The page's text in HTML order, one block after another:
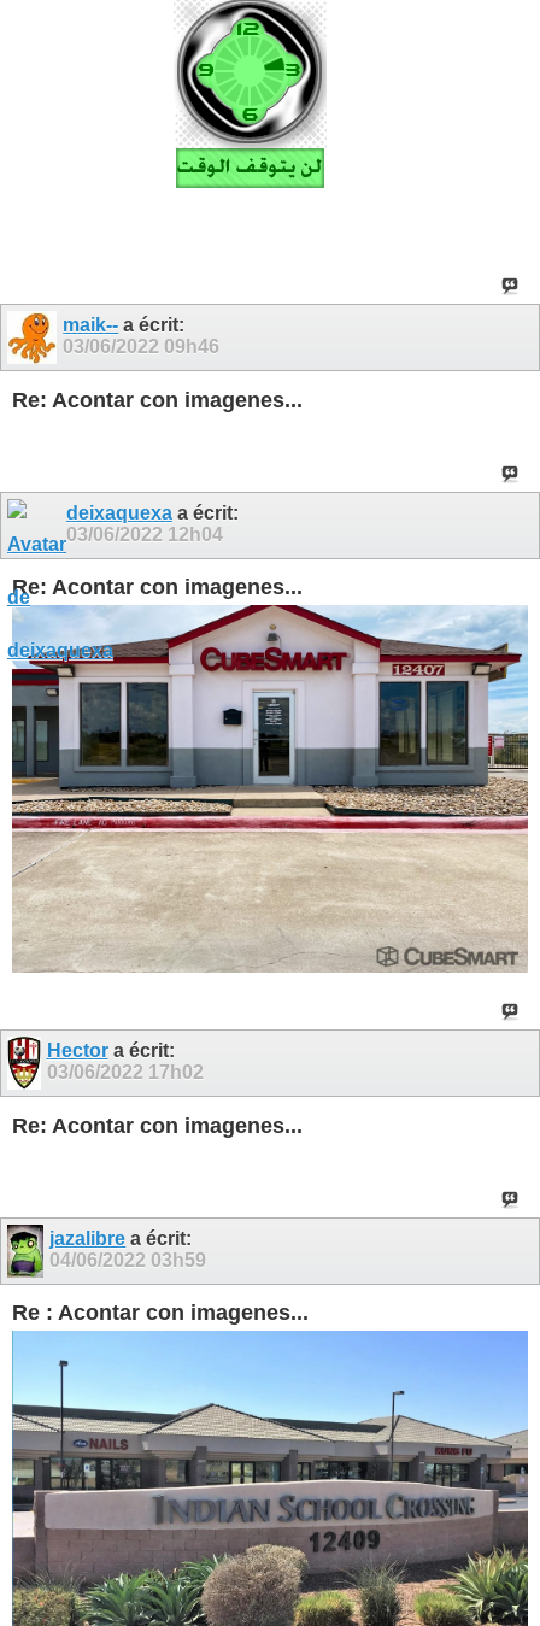
maik-- a écrit:
03/06/2022 09h46
Re: Acontar con imagenes...
deixaquexa a écrit:
03/06/2022 12h04
Re: Acontar con imagenes...
Hectora écrit:
03/06/2022 17h02
Re: Acontar con imagenes...
jazalibre a écrit:
04/06/2022 03h59
Re : Acontar con imagenes...